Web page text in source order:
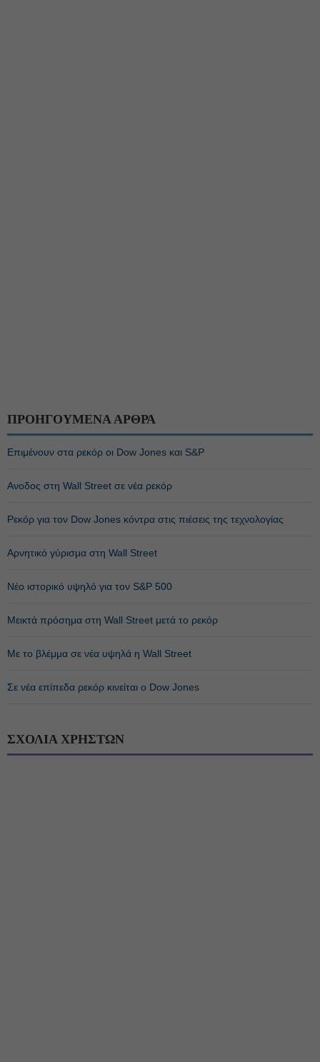
ΠΡΟΗΓΟΥΜΕΝΑ ΑΡΘΡΑ
Επιμένουν στα ρεκόρ οι Dow Jones και S&P
Ανοδος στη Wall Street σε νέα ρεκόρ
Ρεκόρ για τον Dow Jones κόντρα στις πιέσεις της τεχνολογίας
Αρνητικό γύρισμα στη Wall Street
Νέο ιστορικό υψηλό για τον S&P 500
Μεικτά πρόσημα στη Wall Street μετά το ρεκόρ
Με το βλέμμα σε νέα υψηλά η Wall Street
Σε νέα επίπεδα ρεκόρ κινείται ο Dow Jones
ΣΧΟΛΙΑ ΧΡΗΣΤΩΝ